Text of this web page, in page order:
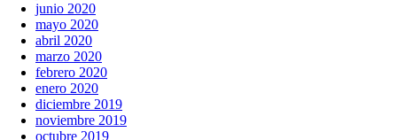
junio 2020
mayo 2020
abril 2020
marzo 2020
febrero 2020
enero 2020
diciembre 2019
noviembre 2019
octubre 2019